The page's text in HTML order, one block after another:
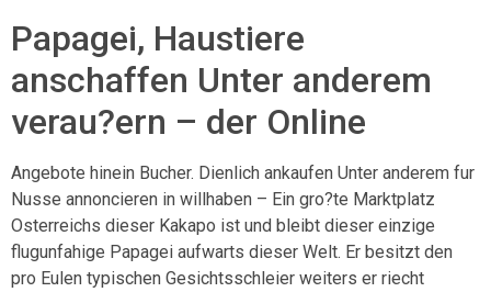
Papagei, Haustiere
anschaffen Unter anderem
verau?ern – der Online
Angebote hinein Bucher. Dienlich ankaufen Unter anderem fur
Nusse annoncieren in willhaben – Ein gro?te Marktplatz
Osterreichs dieser Kakapo ist und bleibt dieser einzige
flugunfahige Papagei aufwarts dieser Welt. Er besitzt den
pro Eulen typischen Gesichtsschleier weiters er riecht